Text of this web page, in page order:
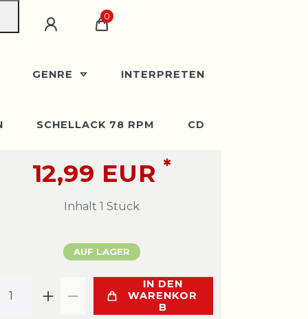
0
GENRE INTERPRETEN
SCHELLACK 78 RPM CD
12,99 EUR *
Inhalt 1 Stück
AUF LAGER
IN DEN
WARENKOR
B